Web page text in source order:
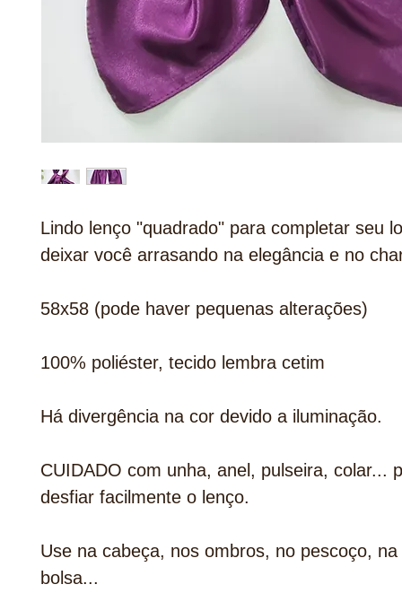
Lindo lenço "quadrado" para completar seu
deixar você arrasando na elegância e no
58x58 (pode haver pequenas alterações)
100% poliéster, tecido lembra cetim
Há divergência na cor devido a iluminação.
CUIDADO com unha, anel, pulseira, colar...
desfiar facilmente o lenço.
Use na cabeça, nos ombros, no pescoço,
bolsa...